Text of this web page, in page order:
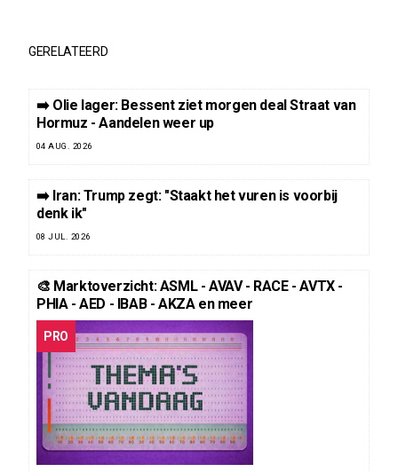
GERELATEERD
➡️ Olie lager: Bessent ziet morgen deal Straat van
Hormuz - Aandelen weer up
04 AUG. 2026
➡️ Iran: Trump zegt: "Staakt het vuren is voorbij
denk ik"
08 JUL. 2026
🎨 Marktoverzicht: ASML - AVAV - RACE - AVTX -
PHIA - AED - IBAB - AKZA en meer
PRO